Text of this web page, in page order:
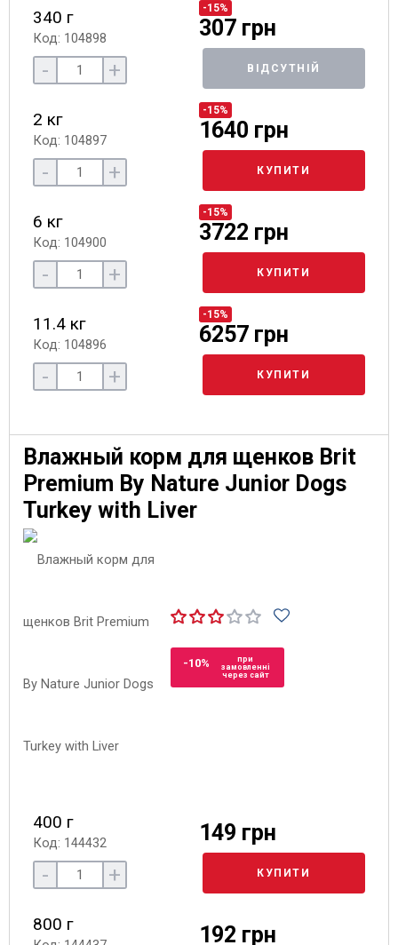
340 г
Код: 104898
-15%
307 грн
- + ВІДСУТНІЙ
2 кг
Код: 104897
-15%
1640 грн
- + КУПИТИ
6 кг
Код: 104900
-15%
3722 грн
- + КУПИТИ
11.4 кг
Код: 104896
-15%
6257 грн
- + КУПИТИ
Влажный корм для щенков Brit
Premium By Nature Junior Dogs
Turkey with Liver
-10%
при
замовленні
через сайт
400 г
Код: 144432 149 грн
- + КУПИТИ
800 г 192 грн